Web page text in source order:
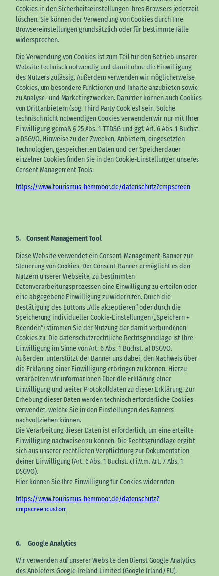
Cookies in den Sicherheitseinstellungen Ihres Browsers jederzeit
löschen. Sie können der Verwendung von Cookies durch Ihre
Browsereinstellungen grundsätzlich oder für bestimmte Fälle
widersprechen.
Die Verwendung von Cookies ist zum Teil für den Betrieb unserer
Website technisch notwendig und damit ohne die Einwilligung
des Nutzers zulässig. Außerdem verwenden wir möglicherweise
Cookies, um besondere Funktionen und Inhalte anzubieten sowie
zu Analyse- und Marketingzwecken. Darunter können auch Cookies
von Drittanbietern (sog. Third Party Cookies) sein. Solche
technisch nicht notwendigen Cookies verwenden wir nur mit Ihrer
Einwilligung gemäß § 25 Abs. 1 TTDSG und ggf. Art. 6 Abs. 1 Buchst.
a DSGVO. Hinweise zu den Zwecken, Anbietern, eingesetzten
Technologien, gespeicherten Daten und der Speicherdauer
einzelner Cookies finden Sie in den Cookie-Einstellungen unseres
Consent Management Tools.
https://www.tourismus-hemmoor.de/datenschutz?cmpscreen
5. Consent Management Tool
Diese Website verwendet ein Consent-Management-Banner zur
Steuerung von Cookies. Der Consent-Banner ermöglicht es den
Nutzern unserer Webseite, zu bestimmten
Datenverarbeitungsprozessen eine Einwilligung zu erteilen oder
eine abgegebene Einwilligung zu widerrufen. Durch die
Bestätigung des Buttons „Alle akzeptieren“ oder durch die
Speicherung individueller Cookie-Einstellungen („Speichern +
Beenden“) stimmen Sie der Nutzung der damit verbundenen
Cookies zu. Die datenschutzrechtliche Rechtsgrundlage ist Ihre
Einwilligung im Sinne von Art. 6 Abs. 1 Buchst. a) DSGVO.
Außerdem unterstützt der Banner uns dabei, den Nachweis über
die Erklärung einer Einwilligung erbringen zu können. Hierzu
verarbeiten wir Informationen über die Erklärung einer
Einwilligung und weiter Protokolldaten zu dieser Erklärung. Zur
Erhebung dieser Daten werden technisch erforderliche Cookies
verwendet, welche Sie in den Einstellungen des Banners
nachvollziehen können.
Die Verarbeitung dieser Daten ist erforderlich, um eine erteilte
Einwilligung nachweisen zu können. Die Rechtsgrundlage ergibt
sich aus unserer rechtlichen Verpflichtung zur Dokumentation
deiner Einwilligung (Art. 6 Abs. 1 Buchst. c) i.V.m. Art. 7 Abs. 1
DSGVO).
Hier können Sie Ihre Einwilligung für Cookies widerrufen:
https://www.tourismus-hemmoor.de/datenschutz?
cmpscreencustom
6. Google Analytics
Wir verwenden auf unserer Website den Dienst Google Analytics
des Anbieters Google Ireland Limited (Google Irland/EU).